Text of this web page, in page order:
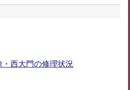
西大門の修理状況